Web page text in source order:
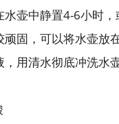
水壶中静置4-6小时
顽固，可以将水壶放
用清水彻底冲洗水壶